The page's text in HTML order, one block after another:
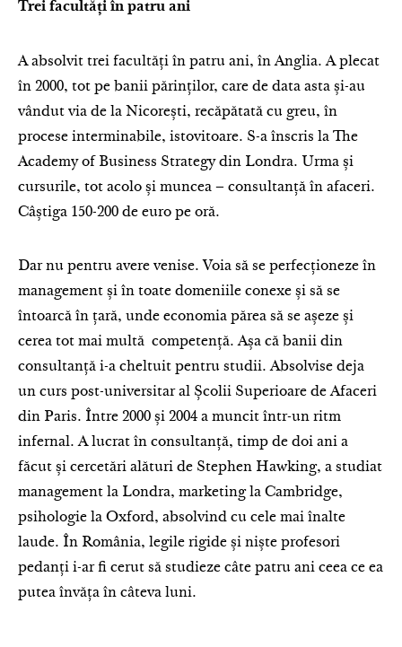
Trei facultăți în patru ani
A absolvit trei facultăți în patru ani, în Anglia. A plecat
în 2000, tot pe banii părinților, care de data asta și-au
vândut via de la Nicorești, recăpătată cu greu, în
procese interminabile, istovitoare. S-a înscris la The
Academy of Business Strategy din Londra. Urma și
cursurile, tot acolo și muncea – consultanță în afaceri.
Câștiga 150-200 de euro pe oră.
Dar nu pentru avere venise. Voia să se perfecționeze în
management și în toate domeniile conexe și să se
întoarcă în țară, unde economia părea să se așeze și
cerea tot mai multă competență. Așa că banii din
consultanță i-a cheltuit pentru studii. Absolvise deja
un curs post-universitar al Școlii Superioare de Afaceri
din Paris. Între 2000 și 2004 a muncit într-un ritm
infernal. A lucrat în consultanță, timp de doi ani a
făcut și cercetări alături de Stephen Hawking, a studiat
management la Londra, marketing la Cambridge,
psihologie la Oxford, absolvind cu cele mai înalte
laude. În România, legile rigide și niște profesori
pedanți i-ar fi cerut să studieze câte patru ani ceea ce ea
putea învăța în câteva luni.